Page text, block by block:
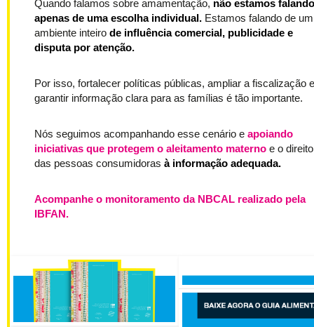
Quando falamos sobre amamentação, não estamos falando
apenas de uma escolha individual. Estamos falando de um
ambiente inteiro de influência comercial, publicidade e
disputa por atenção.
Por isso, fortalecer políticas públicas, ampliar a fiscalização e
garantir informação clara para as famílias é tão importante.
Nós seguimos acompanhando esse cenário e apoiando
iniciativas que protegem o aleitamento materno e o direito
das pessoas consumidoras à informação adequada.
Acompanhe o monitoramento da NBCAL realizado pela
IBFAN.